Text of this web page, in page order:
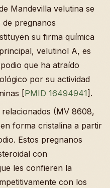
Mandevilla velutina se
pregnanos
su firma química
velutinol A, es
que ha atraído
por su actividad
[PMID 16494941].
(MV 8608,
forma cristalina a partir
Estos pregnanos
con
les confieren la
con los